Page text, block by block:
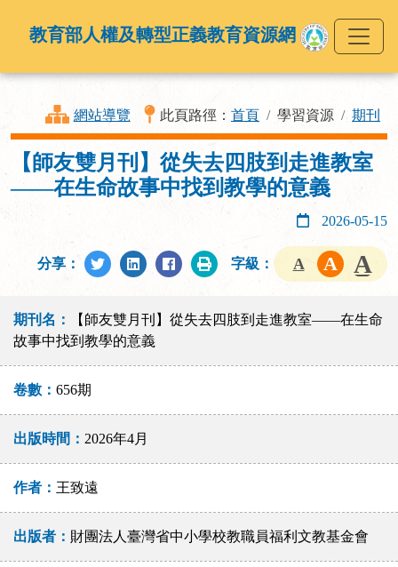
教育部人權及轉型正義教育資源網
網站導覽 此頁路徑： 首頁 學習資源 期刊
【師友雙月刊】從失去四肢到走進教室
——在生命故事中找到教學的意義
2026-05-15
分享： 字級：
期刊名：
【師友雙月刊】從失去四肢到走進教室——在生命
故事中找到教學的意義
卷數：656期
出版時間： 2026年4月
作者： 王致遠
出版者： 財團法人臺灣省中小學校教職員福利文教基金會